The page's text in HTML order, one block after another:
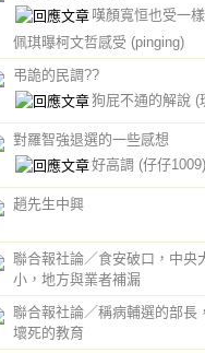
嘆顏寬恒也受一
佩琪曝柯文哲感受 (pinging)
弔詭的民調??
狗屁不通的解說 (
對羅智強退選的一些感想
好高調 (仔仔1009)
趙先生中興
聯合報社論／食安破口，中央
小，地方與業者補漏
聯合報社論／稱病輔選的部長
壞死的教育